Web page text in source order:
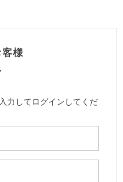
様
力してログインしてくだ